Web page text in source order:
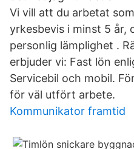
Vi vill att du arbetat
yrkesbevis i minst 5 år,
personlig lämplighet .
erbjuder vi: Fast lön
Servicebil och mobil.
för väl utfört arbete.
Kommunikator framtid